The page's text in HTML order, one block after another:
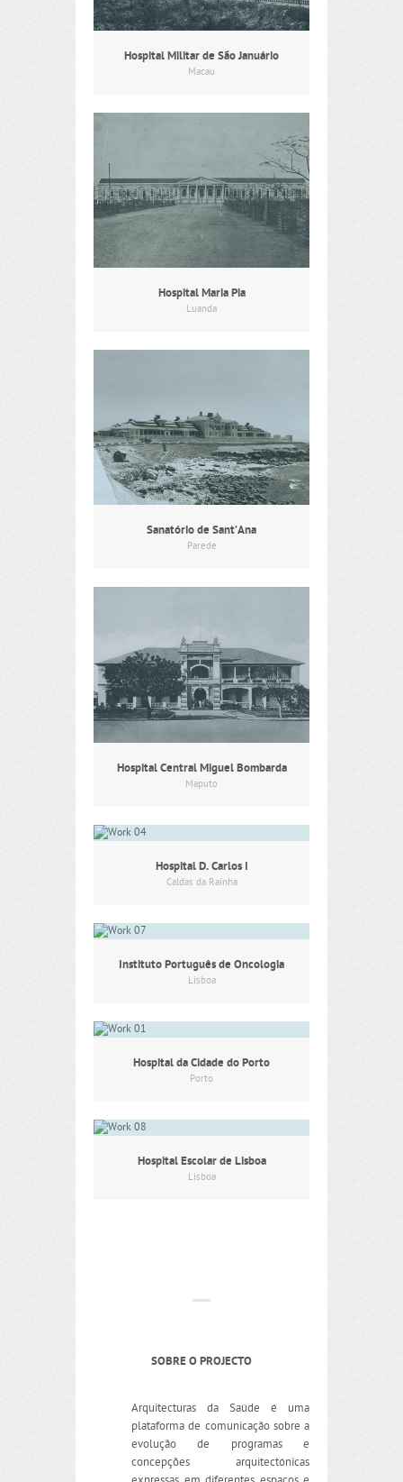
Hospital Militar de São Januário
Macau
Hospital Maria Pia
Luanda
Sanatório de Sant’Ana
Parede
Hospital Central Miguel Bombarda
Maputo
Hospital D. Carlos I
Caldas da Rainha
Instituto Português de Oncologia
Lisboa
Hospital da Cidade do Porto
Porto
Hospital Escolar de Lisboa
Lisboa
SOBRE O PROJECTO
Arquitecturas da Saúde é uma
plataforma de comunicação sobre a
evolução de programas e
concepções arquitectónicas